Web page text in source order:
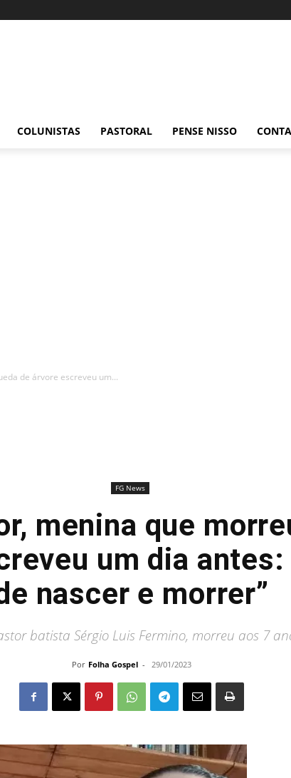
COLUNISTAS PASTORAL PENSE NISSO
de árvore escreveu um...
FG News
menina que
um dia antes:
nascer e morrer”
batista Sérgio Luis Fermino, morreu aos 7
Por Folha Gospel - 29/01/2023